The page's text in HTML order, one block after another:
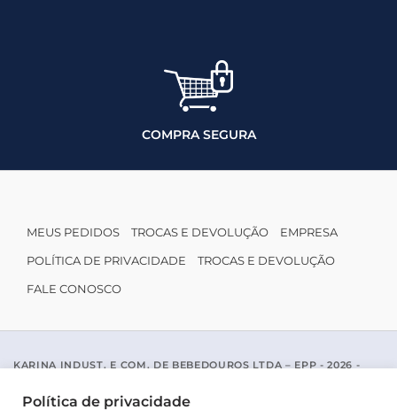
COMPRA SEGURA
MEUS PEDIDOS TROCAS E DEVOLUÇÃO EMPRESA
POLÍTICA DE PRIVACIDADE TROCAS E DEVOLUÇÃO
FALE CONOSCO
KARINA INDUST. E COM. DE BEBEDOUROS LTDA – EPP - 2026 -
DO RIO PRETO / SP - CEP 15077-456
Política de privacidade